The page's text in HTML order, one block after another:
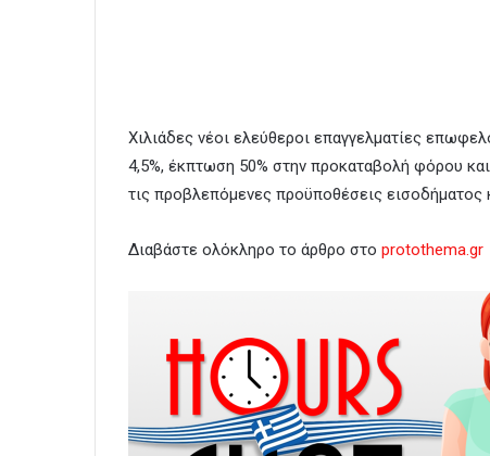
Χιλιάδες νέοι ελεύθεροι επαγγελματίες
4,5%, έκπτωση 50% στην προκαταβολή φόρου
τις προβλεπόμενες προϋποθέσεις εισοδήματος
Διαβάστε ολόκληρο το άρθρο στο protothema.gr